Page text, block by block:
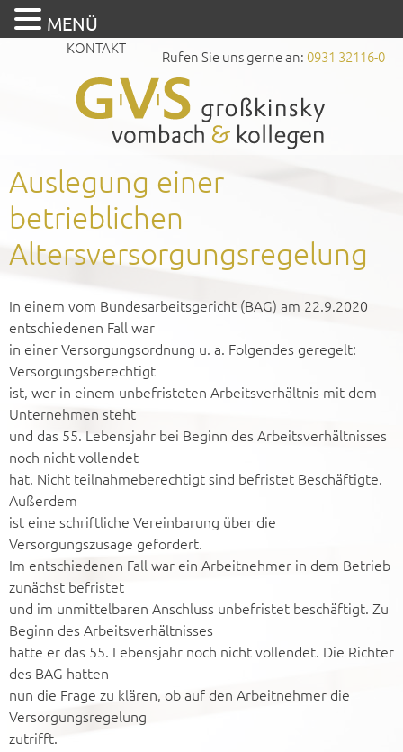
Rufen Sie uns gerne an: 0931 32116-0
KONTAKT
Auslegung einer
betrieblichen
Altersversorgungsregelung
In einem vom Bundesarbeitsgericht (BAG) am 22.9.2020
entschiedenen Fall war
in einer Versorgungsordnung u. a. Folgendes geregelt:
Versorgungsberechtigt
ist, wer in einem unbefristeten Arbeitsverhältnis mit dem
Unternehmen steht
und das 55. Lebensjahr bei Beginn des Arbeitsverhältnisses
noch nicht vollendet
hat. Nicht teilnahmeberechtigt sind befristet Beschäftigte.
Außerdem
ist eine schriftliche Vereinbarung über die
Versorgungszusage gefordert.
Im entschiedenen Fall war ein Arbeitnehmer in dem Betrieb
zunächst befristet
und im unmittelbaren Anschluss unbefristet beschäftigt. Zu
Beginn des Arbeitsverhältnisses
hatte er das 55. Lebensjahr noch nicht vollendet. Die Richter
des BAG hatten
nun die Frage zu klären, ob auf den Arbeitnehmer die
Versorgungsregelung
zutrifft.
MENÜ